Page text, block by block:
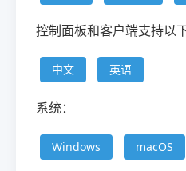
控制面板和客户端支持以下
中文 英语
系统：
Windows macOS